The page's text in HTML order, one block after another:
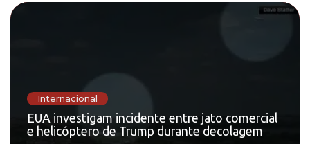
Internacional
EUA investigam incidente entre jato comercial
e helicóptero de Trump durante decolagem